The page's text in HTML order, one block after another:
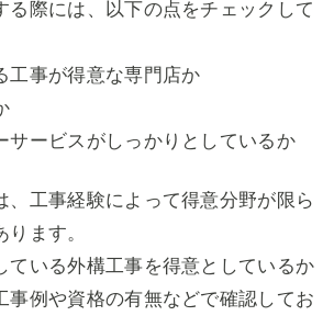
る際には、以下の点をチェックして
工事が得意な専門店か
サービスがしっかりとしているか
、工事経験によって得意分野が限ら
ます。
ている外構工事を得意としているか
事例や資格の有無などで確認してお